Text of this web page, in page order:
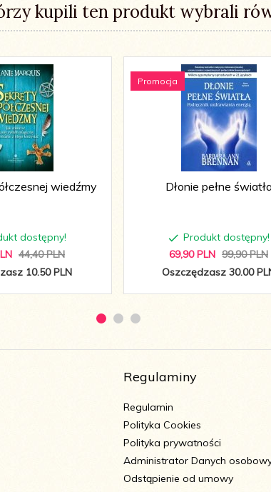
kupili ten produkt wybrali
wiedźmy
dostępny!
44,40 PLN
10.50 PLN
Promocja
Dłonie pełne światła
Produkt dostępny!
69,90 PLN 99,90 PLN
Oszczędzasz 30.00
Regulaminy
Regulamin
Polityka Cookies
Polityka prywatności
Administrator Danych
Odstąpienie od umowy